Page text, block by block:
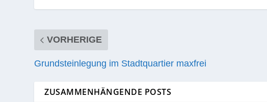
VORHERIGE
Grundsteinlegung im Stadtquartier maxfrei
ZUSAMMENHÄNGENDE POSTS